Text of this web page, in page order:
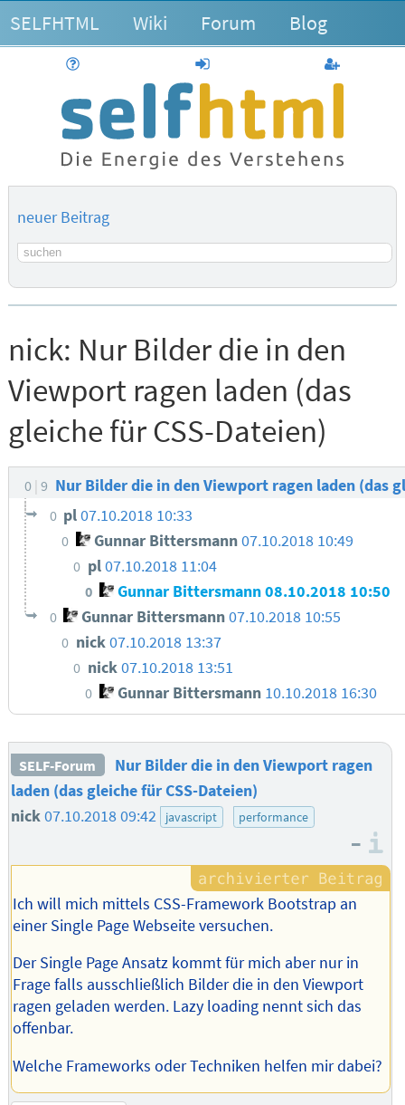
SELFHTML Wiki Forum Blog
anmelden
neuer Beitrag
Suchbegriff
nick: Nur Bilder die in den
Viewport ragen laden (das
gleiche für CSS-Dateien)
0 9 Nur Bilder die in den Viewport ragen laden (das
0 pl07.10.2018 10:33
0 Gunnar Bittersmann 07.10.2018 10:49
0 pl07.10.2018 11:04
0 Gunnar Bittersmann08.10.2018 10:50
0 Gunnar Bittersmann07.10.2018 10:55
0 nick07.10.2018 13:37
0 nick07.10.2018 13:51
0 Gunnar Bittersmann 10.10.2018 16:30
SELF-Forum
Nur Bilder die in den Viewport ragen
laden (das gleiche für CSS-Dateien)
nick07.10.2018 09:42 javascript performance
–
Ich will mich mittels CSS-Framework Bootstrap an
einer Single Page Webseite versuchen.
Der Single Page Ansatz kommt für mich aber nur in
Frage falls ausschließlich Bilder die in den Viewport
ragen geladen werden. Lazy loading nennt sich das
offenbar.
Welche Frameworks oder Techniken helfen mir dabei?